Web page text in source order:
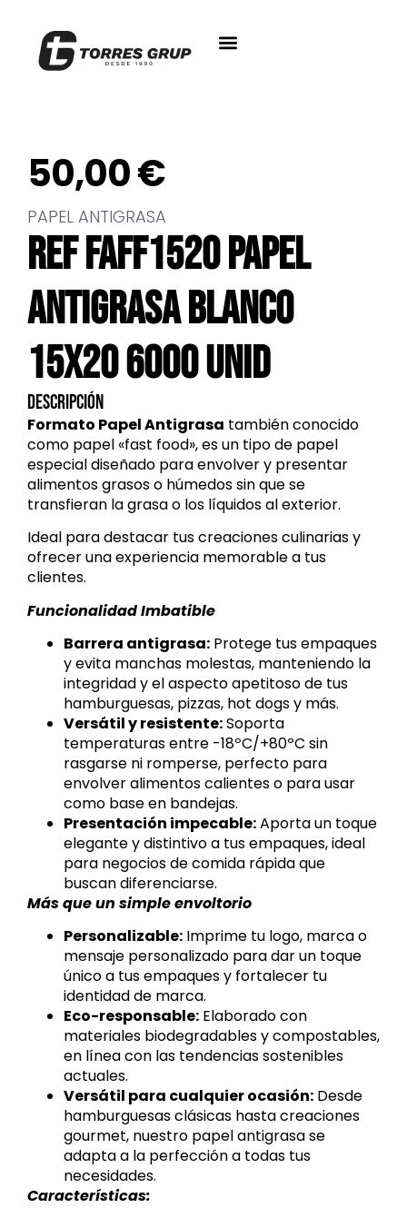
50,00€
PAPEL ANTIGRASA
REF FAFF1520 PAPEL
ANTIGRASA BLANCO
15X20 6000 UNID
Descripción
Formato Papel Antigrasa también conocido
como papel «fast food», es un tipo de papel
especial diseñado para envolver y presentar
alimentos grasos o húmedos sin que se
transfieran la grasa o los líquidos al exterior.
Ideal para destacar tus creaciones culinarias y
ofrecer una experiencia memorable a tus
clientes.
Funcionalidad Imbatible
Barrera antigrasa: Protege tus empaques
y evita manchas molestas, manteniendo la
integridad y el aspecto apetitoso de tus
hamburguesas, pizzas, hot dogs y más.
Versátil y resistente:Soporta
temperaturas entre -18ºC/+80ºC sin
rasgarse ni romperse, perfecto para
envolver alimentos calientes o para usar
como base en bandejas.
Presentación impecable:Aporta un toque
elegante y distintivo a tus empaques, ideal
para negocios de comida rápida que
buscan diferenciarse.
Más que un simple envoltorio
Personalizable: Imprime tu logo, marca o
mensaje personalizado para dar un toque
único a tus empaques y fortalecer tu
identidad de marca.
Eco-responsable: Elaborado con
materiales biodegradables y compostables,
en línea con las tendencias sostenibles
actuales.
Versátil para cualquier ocasión: Desde
hamburguesas clásicas hasta creaciones
gourmet, nuestro papel antigrasa se
adapta a la perfección a todas tus
necesidades.
Características: